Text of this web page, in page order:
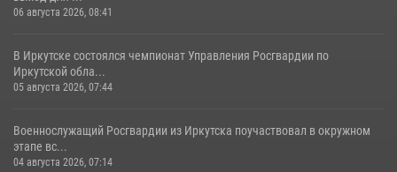
06 августа 2026, 08:41
В Иркутске состоялся чемпионат Управления Росгвардии по
Иркутской обла...
05 августа 2026, 07:44
Военнослужащий Росгвардии из Иркутска поучаствовал в окружном
этапе вс...
04 августа 2026, 07:14